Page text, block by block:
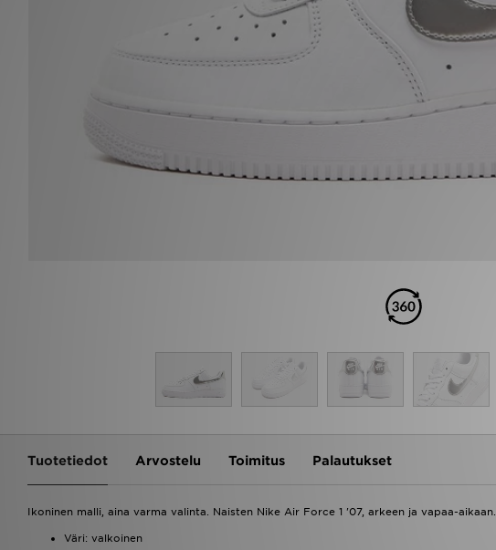
Tuotetiedot Arvostelu Toimitus Palautukset
Ikoninen malli, aina varma valinta. Naisten Nike Air Force 1 '07, arkeen ja vapaa-aikaan.
Väri: valkoinen